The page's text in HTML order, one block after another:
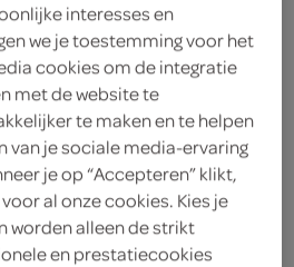
interesses en
we je toestemming voor het
cookies om de integratie
met de website te
te maken en te helpen
van je sociale media-ervaring
je op “Accepteren” klikt,
al onze cookies. Kies je
worden alleen de strikt
en prestatiecookies